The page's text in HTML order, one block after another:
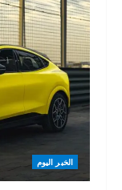
الخبر اليوم